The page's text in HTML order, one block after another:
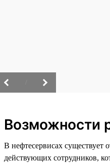
Возможности
В нефтесервисах существует
действующих сотрудников,